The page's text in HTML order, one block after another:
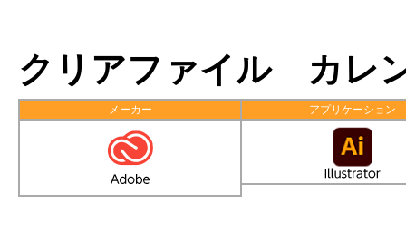
クリアファイル カレ
メーカー アプリケーション